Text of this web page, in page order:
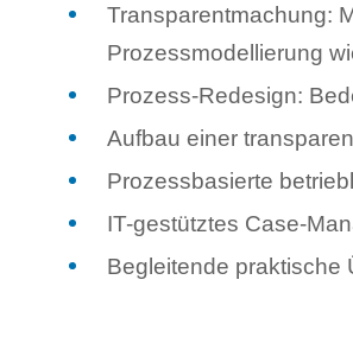
Transparentmachung:
Prozessmodellierung
Prozess-Redesign:
Aufbau einer
Prozessbasierte
IT-gestütztes Case-
Begleitende praktische